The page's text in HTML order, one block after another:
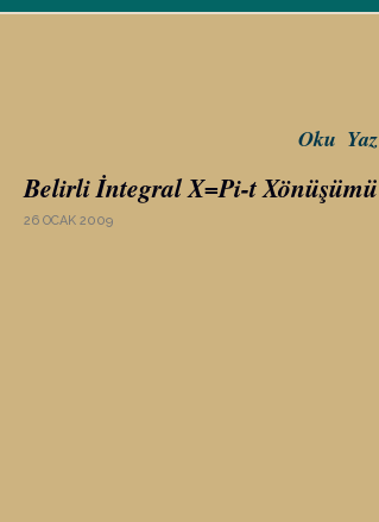
Oku Yaz
Belirli İntegral X=Pi-t Xönüşümü
26 OCAK 2009